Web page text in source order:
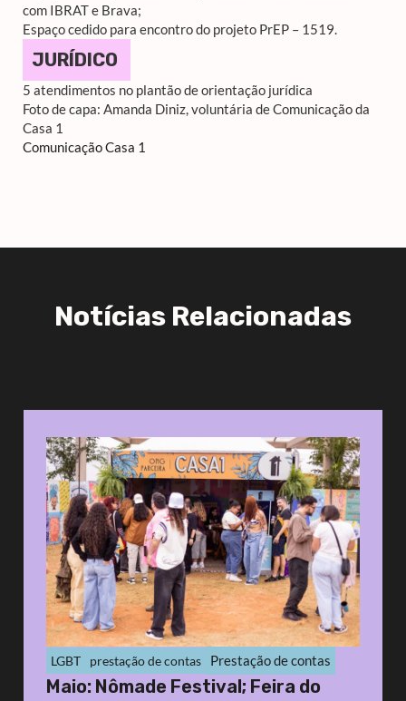
com IBRAT e Brava;
Espaço cedido para encontro do projeto PrEP – 1519.
JURÍDICO
5 atendimentos no plantão de orientação jurídica
Foto de capa: Amanda Diniz, voluntária de Comunicação da
Casa 1
Comunicação Casa 1
Notícias Relacionadas
LGBT prestação de contas Prestação de contas
Maio: Nômade Festival; Feira do